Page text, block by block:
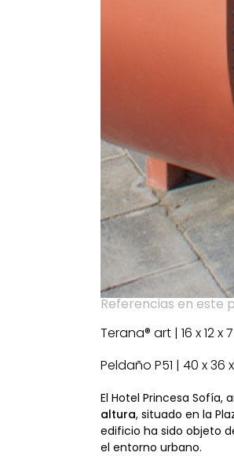
Referencias en este
Terana® art | 16 x 12 x
Peldaño P51 | 40 x 36
El Hotel Princesa
altura, situado en la
edificio ha sido objeto
el entorno urbano.